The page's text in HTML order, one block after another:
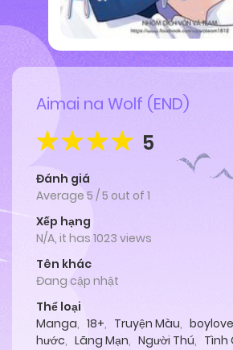
Aimai na Wolf (END)
5
Đánh giá
Average 5 /5 out of 1
Xếp hạng
N/A, it has 1023 views
Tên khác
Đang cập nhật
Thể loại
Manga, 18+, Truyện Màu, boylove
hước, Lãng Mạn, Người Thú, Tình